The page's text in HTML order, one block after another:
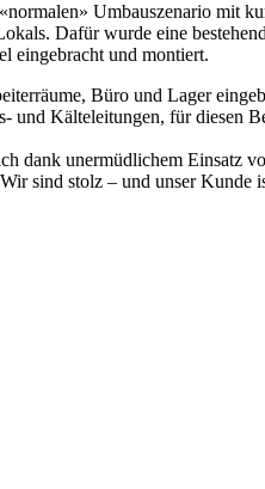
Umbauszenario mit
Dafür wurde eine
eingebracht und montiert.
Büro und Lager
und Kälteleitungen, für diesen
dank unermüdlichem Einsatz
sind stolz – und unser Kunde